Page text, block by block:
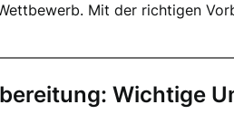
Mit der richtigen
Wichtige